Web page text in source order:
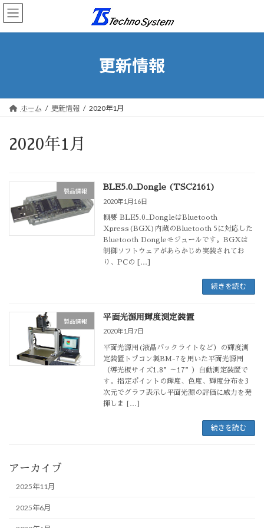
コ
ン
ッ
ナ
ビ
移
更新情報
ホーム 更新情報 2020年1月
2020年1月
製品情報 BLE5.0_Dongle (TSC2161)
2020年1月16日
概要 BLE5.0_DongleはBluetooth
Xpress(BGX)内蔵のBluetooth 5に対応した
Bluetooth Dongleモジュールです。BGXは
制御ソフトウェアがあらかじめ実装されてお
り、PCの […]
続きを読む
製品情報 平面光源用輝度測定装置
2020年1月7日
平面光源用(液晶バックライトなど）の輝度測
定装置トプコン製BM-7を用いた平面光源用
（導光板サイズ1.8”～17”）自動測定装置で
す。指定ポイントの輝度、色度、輝度分布を3
次元でグラフ表示し平面光源の評価に威力を発
揮しま […]
続きを読む
アーカイブ
2025年11月
2025年6月